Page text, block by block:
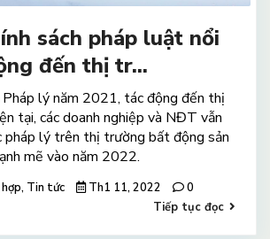
sách pháp luật nổi
đến thị tr...
lý năm 2021, tác động đến thị
tại, các doanh nghiệp và NĐT vẫn
lý trên thị trường bất động sản
mẽ vào năm 2022.
, Tin tức Th1 11, 2022
0
Tiếp tục đọc